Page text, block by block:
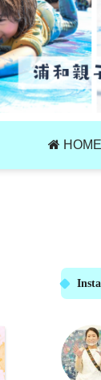
HOME